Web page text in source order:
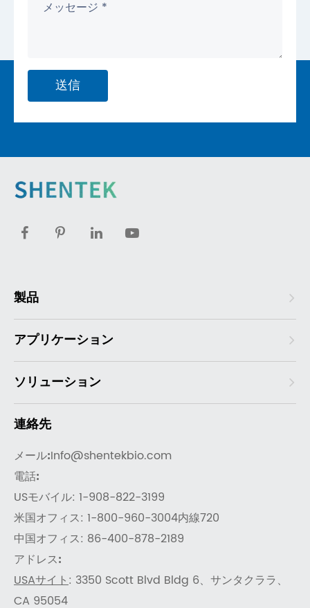
送信
製品
アプリケーション
ソリューション
連絡先
メール:Info@shentekbio.com
電話:
USモバイル: 1-908-822-3199
米国オフィス: 1-800-960-3004内線720
中国オフィス: 86-400-878-2189
アドレス:
USAサイト: 3350 Scott Blvd Bldg 6、サンタクララ、
CA 95054